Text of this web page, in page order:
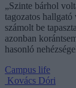
„Szinte bárhol
tagozatos
számolt be
azonban
hasonló
Campus life
Kovács Dóri